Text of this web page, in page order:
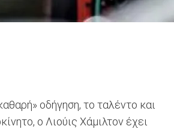
οδήγηση, το ταλέντο και
ο Λιούις Χάμιλτον έχει